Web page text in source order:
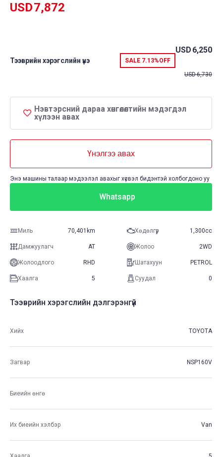
USD7,872
Тээврийн хэрэгслийн үнэ SALE 7.13%OFF
USD 6,250
USD6,730
Нэвтэрсний дараа хөнгөлөлтийн мэдэгдэл
хүлээн авах
Үнэлгээ авах
Энэ машины талаар мэдээлэл авахыг хүсвэл бидэнтэй холбогдоно уу
Whatsapp
Миль 70,401km Хөдөлгүүр 1,300cc
Дамжуулагч AT Жолоо 2WD
Жолоодлого RHD Шатахуун PETROL
Хаалга 5 Суудал 0
Тээврийн хэрэгслийн дэлгэрэнгүй
Хийх TOYOTA
Загвар NSP160V
Биеийн өнгө
Их биеийн хэлбэр Van